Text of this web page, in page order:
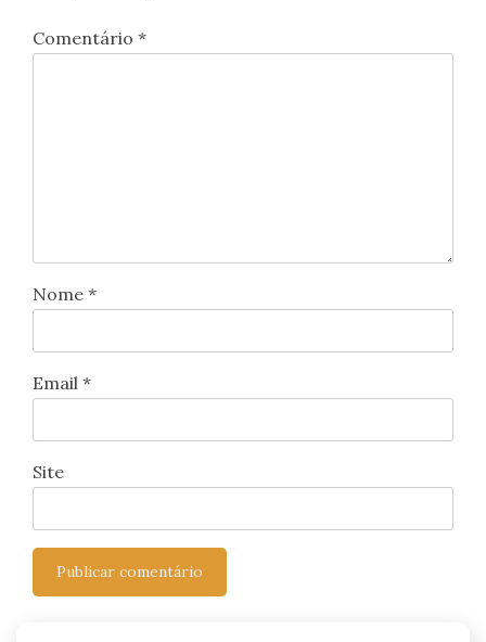
Comentário *
Nome *
Email *
Site